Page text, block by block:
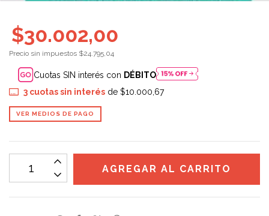
$30.002,00
Precio sin impuestos $24.795,04
Cuotas SIN interés con DÉBITO
3cuotas sin interésde $10.000,67
VER MEDIOS DE PAGO